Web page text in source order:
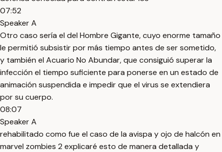
07:52
Speaker A
Otro caso sería el del Hombre Gigante, cuyo enorme tamaño
le permitió subsistir por más tiempo antes de ser sometido,
y también el Acuario No Abundar, que consiguió superar la
infección el tiempo suficiente para ponerse en un estado de
animación suspendida e impedir que el virus se extendiera
por su cuerpo.
08:07
Speaker A
rehabilitado como fue el caso de la avispa y ojo de halcón en
marvel zombies 2 explicaré esto de manera detallada y